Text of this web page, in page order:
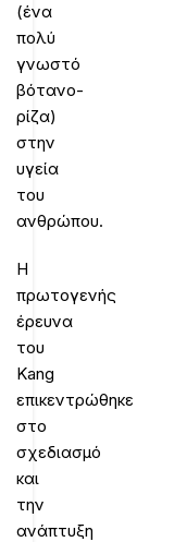
(ένα
πολύ
γνωστό
βότανο-
ρίζα)
στην
υγεία
του
ανθρώπου.
Η
πρωτογενής
έρευνα
του
Kang
επικεντρώθηκε
στο
σχεδιασμό
και
την
ανάπτυξη